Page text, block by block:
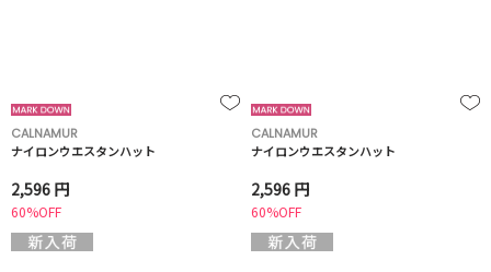
CALNAMUR
ナイロンウエスタンハット
2,596 円
60%OFF
CALNAMUR
ナイロンウエスタンハット
2,596 円
60%OFF